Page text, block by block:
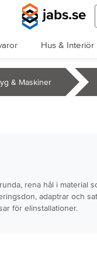
jabs.se
Hus & Interiör
& Maskiner
rena hål i material
adaptrar och
för elinstallationer.